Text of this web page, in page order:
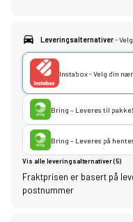
Leveringsalternativer-
Instabox - Velg din
Bring – Leveres til
Bring – Leveres på
Vis alle leveringsalternativer (5)
Fraktprisen er basert på
postnummer